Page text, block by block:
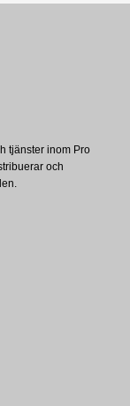
tjänster inom Pro
och